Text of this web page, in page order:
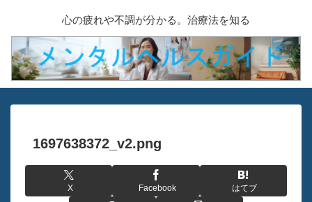
心の疲れや不調が分かる。治療法を知る
1697638372_v2.png
X Facebook はてブ